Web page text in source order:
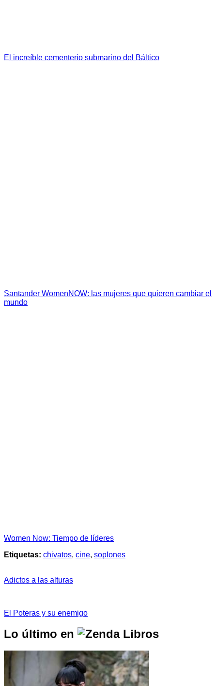
El increíble cementerio submarino del Báltico
Santander WomenNOW: las mujeres que quieren cambiar el
mundo
Women Now: Tiempo de líderes
Etiquetas: chivatos, cine, soplones
Adictos a las alturas
El Poteras y su enemigo
Lo último en